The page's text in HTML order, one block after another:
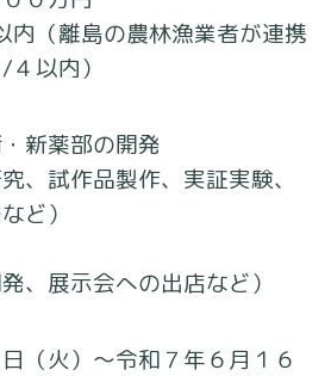
内（離島の農林漁業者が連携
以内）
新薬部の開発
、試作品製作、実証実験、
ど）
、展示会への出店など）
（火）～令和７年６月１６